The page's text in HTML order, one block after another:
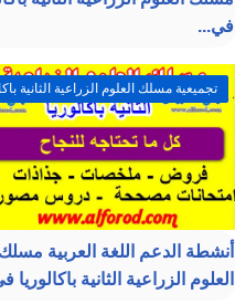
في...
تجميعية مسلك العلوم الزراعية الثانية
أنشطة الدعم اللغة العربية
العلوم الزراعية الثانية باكالوريا